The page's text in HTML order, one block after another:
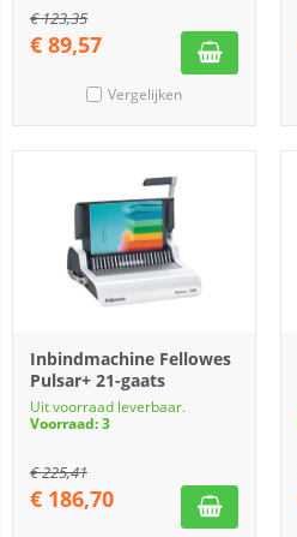
€123,35
€ 89,57
Vergelijken
Inbindmachine Fellowes
Pulsar+ 21-gaats
Uit voorraad leverbaar.
Voorraad: 3
€225,41
€ 186,70